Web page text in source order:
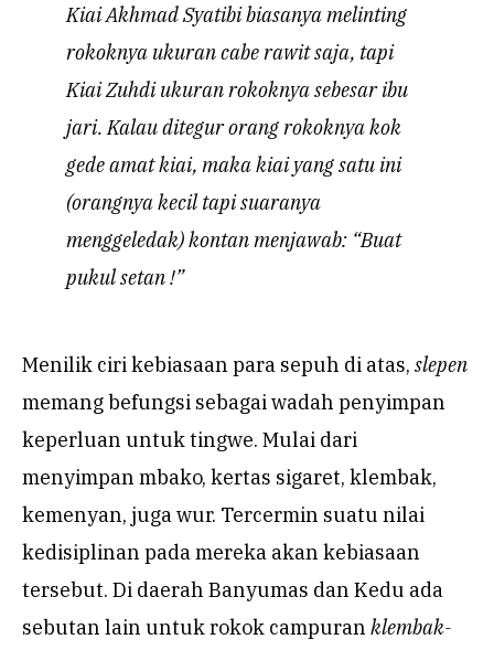
Kiai Akhmad Syatibi biasanya melinting
rokoknya ukuran cabe rawit saja, tapi
Kiai Zuhdi ukuran rokoknya sebesar ibu
jari. Kalau ditegur orang rokoknya kok
gede amat kiai, maka kiai yang satu ini
(orangnya kecil tapi suaranya
menggeledak) kontan menjawab: “Buat
pukul setan !”
Menilik ciri kebiasaan para sepuh di atas, slepen
memang befungsi sebagai wadah penyimpan
keperluan untuk tingwe. Mulai dari
menyimpan mbako, kertas sigaret, klembak,
kemenyan, juga wur. Tercermin suatu nilai
kedisiplinan pada mereka akan kebiasaan
tersebut. Di daerah Banyumas dan Kedu ada
sebutan lain untuk rokok campuran klembak-